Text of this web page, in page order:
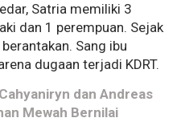
Satria memiliki 3
dan 1 perempuan. Sejak
Sang ibu
dugaan terjadi KDRT.
dan Andreas
Mewah Bernilai